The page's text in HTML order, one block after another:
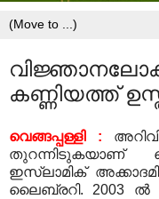
കണ്ണിയത്ത്
വെങ്ങപ്പള്ളി :
തുറന്നിടുകയാണ്
ഇസ്‌ലാമിക്
ലൈബ്രറി. 2003 ല്‍